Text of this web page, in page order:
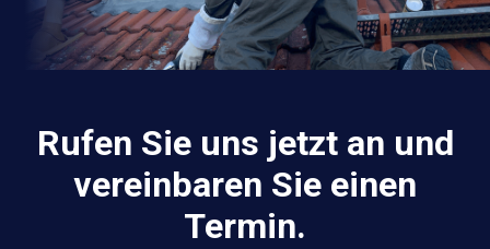
Rufen Sie uns jetzt an und
vereinbaren Sie einen
Termin.